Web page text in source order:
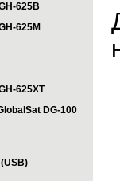
625B
625M
625XT
DG-100